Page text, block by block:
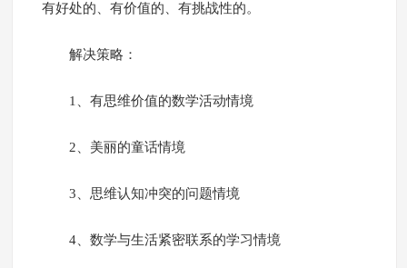
有好处的、有价值的、有挑战性的。
解决策略：
1、有思维价值的数学活动情境
2、美丽的童话情境
3、思维认知冲突的问题情境
4、数学与生活紧密联系的学习情境